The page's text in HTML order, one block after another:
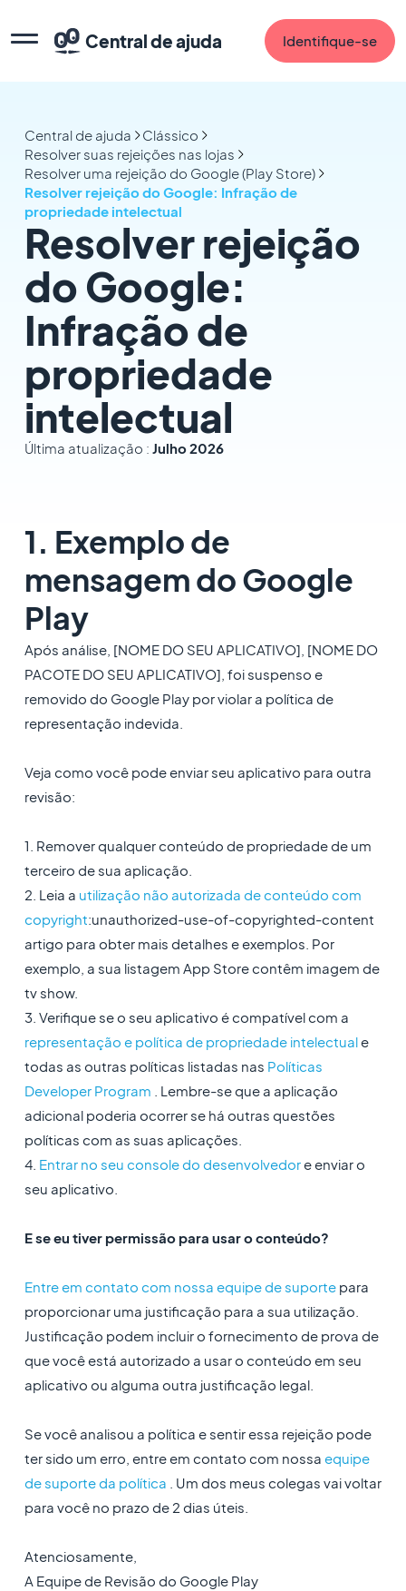
Central de ajuda Identifique-se
Central de ajuda
Clássico
Resolver suas rejeições nas lojas
Resolver uma rejeição do Google (Play Store)
Resolver rejeição do Google: Infração de
propriedade intelectual
Resolver rejeição
do Google:
Infração de
propriedade
intelectual
Última atualização : Julho 2026
1. Exemplo de
mensagem do Google
Play
Após análise, [NOME DO SEU APLICATIVO], [NOME DO
PACOTE DO SEU APLICATIVO], foi suspenso e
removido do Google Play por violar a política de
representação indevida.
Veja como você pode enviar seu aplicativo para outra
revisão:
1. Remover qualquer conteúdo de propriedade de um
terceiro de sua aplicação.
2. Leia a utilização não autorizada de conteúdo com
copyright:unauthorized-use-of-copyrighted-content
artigo para obter mais detalhes e exemplos. Por
exemplo, a sua listagem App Store contêm imagem de
tv show.
3. Verifique se o seu aplicativo é compatível com a
representação e política de propriedade intelectuale
todas as outras políticas listadas nas Políticas
Developer Program . Lembre-se que a aplicação
adicional poderia ocorrer se há outras questões
políticas com as suas aplicações.
4. Entrar no seu console do desenvolvedore enviar o
seu aplicativo.
E se eu tiver permissão para usar o conteúdo?
Entre em contato com nossa equipe de suportepara
proporcionar uma justificação para a sua utilização.
Justificação podem incluir o fornecimento de prova de
que você está autorizado a usar o conteúdo em seu
aplicativo ou alguma outra justificação legal.
Se você analisou a política e sentir essa rejeição pode
ter sido um erro, entre em contato com nossa equipe
de suporte da política . Um dos meus colegas vai voltar
para você no prazo de 2 dias úteis.
Atenciosamente,
A Equipe de Revisão do Google Play